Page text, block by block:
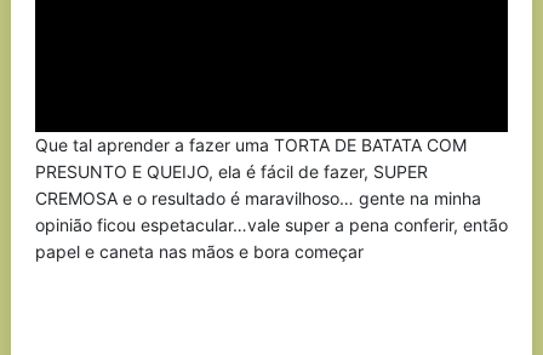
Que tal aprender a fazer uma TORTA DE BATATA COM
PRESUNTO E QUEIJO, ela é fácil de fazer, SUPER
CREMOSA e o resultado é maravilhoso… gente na minha
opinião ficou espetacular…vale super a pena conferir, então
papel e caneta nas mãos e bora começar